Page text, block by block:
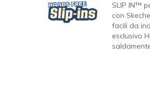
SLIP IN™
con
facili da
esclusivo